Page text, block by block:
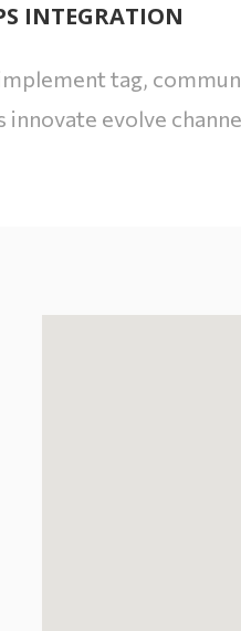
INTEGRATION
tag,
evolve